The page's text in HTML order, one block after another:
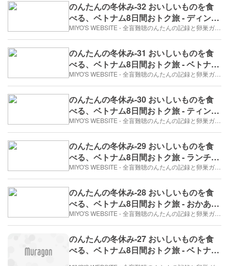
のんたんの冬休み-32 おいしいものを食
べる、ベトナム8日間おトク旅 - ディン・
ティエン・ホアン廟（2017年12月26日/3
日め）
のんたんの冬休み-31 おいしいものを食
べる、ベトナム8日間おトク旅 - ベトナム
王朝発祥の地「ホアルー」（2017年12月
26日/3日め）
のんたんの冬休み-30 おいしいものを食
べる、ベトナム8日間おトク旅 - ティンさ
んのおねえさん（2017年12月26日/3日
め）
のんたんの冬休み-29 おいしいものを食
べる、ベトナム8日間おトク旅 - ランチは
山羊料理（2017年12月26日/3日め）
のんたんの冬休み-28 おいしいものを食
べる、ベトナム8日間おトク旅 - おかあさ
ん、つめきり（2017年12月26日/3日め）
のんたんの冬休み-27 おいしいものを食
べる、ベトナム8日間おトク旅 - ベトナム